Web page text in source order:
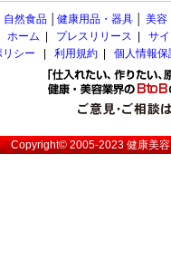
自然食品 健康用品・器具 美容
ホーム
プレスリリース
サ
シー
利用規約 個人情報
Copyright© 2005-2023健康美